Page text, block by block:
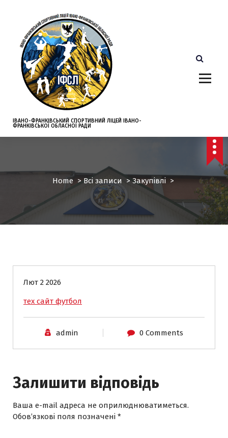
t
ІВАНО-ФРАНКІВСЬКИЙ СПОРТИВНИЙ ЛІЦЕЙ ІВАНО-
ФРАНКІВСЬКОЇ ОБЛАСНОЇ РАДИ
Home> Всі записи >Закупівлі>
Лют 2 2026
тех сайт футбол
admin 0 Comments
Залишити відповідь
Ваша e-mail адреса не оприлюднюватиметься.
Обов’язкові поля позначені *